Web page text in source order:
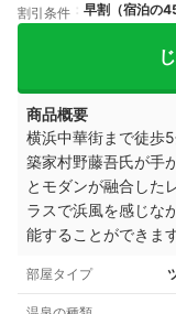
割引条件
早割（宿泊の
商品概要
横浜中華街まで徒歩
築家村野藤吾氏が手
とモダンが融合した
ラスで浜風を感じな
能することができます
部屋タイプ